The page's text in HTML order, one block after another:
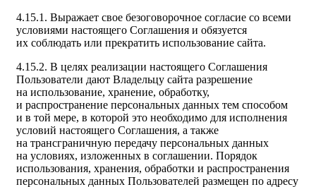
4.15.1. Выражает свое безоговорочное согласие со всеми
условиями настоящего Соглашения и обязуется
их соблюдать или прекратить использование сайта.
4.15.2. В целях реализации настоящего Соглашения
Пользователи дают Владельцу сайта разрешение
на использование, хранение, обработку,
и распространение персональных данных тем способом
и в той мере, в которой это необходимо для исполнения
условий настоящего Соглашения, а также
на трансграничную передачу персональных данных
на условиях, изложенных в соглашении. Порядок
использования, хранения, обработки и распространения
персональных данных Пользователей размещен по адресу